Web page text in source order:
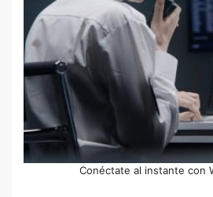
Conéctate al instante con